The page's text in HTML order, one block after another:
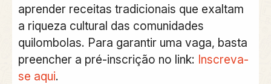
aprender receitas tradicionais que exaltam
a riqueza cultural das comunidades
quilombolas. Para garantir uma vaga, basta
preencher a pré-inscrição no link: Inscreva-
se aqui.